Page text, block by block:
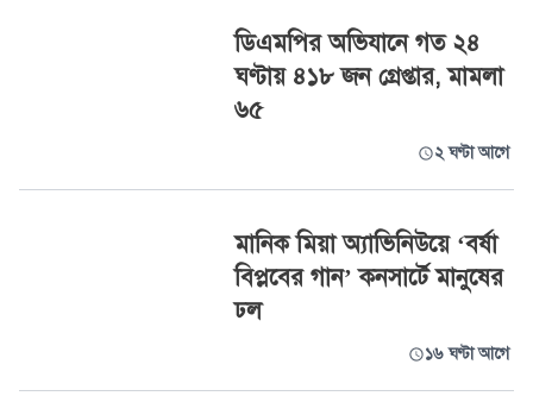
ডিএমপির অভিযানে গত ২৪
ঘণ্টায় ৪১৮ জন গ্রেপ্তার, মামলা
৬৫
২ ঘণ্টা আগে
মানিক মিয়া অ্যাভিনিউয়ে ‘বর্ষা
বিপ্লবের গান’ কনসার্টে মানুষের
ঢল
১৬ ঘণ্টা আগে